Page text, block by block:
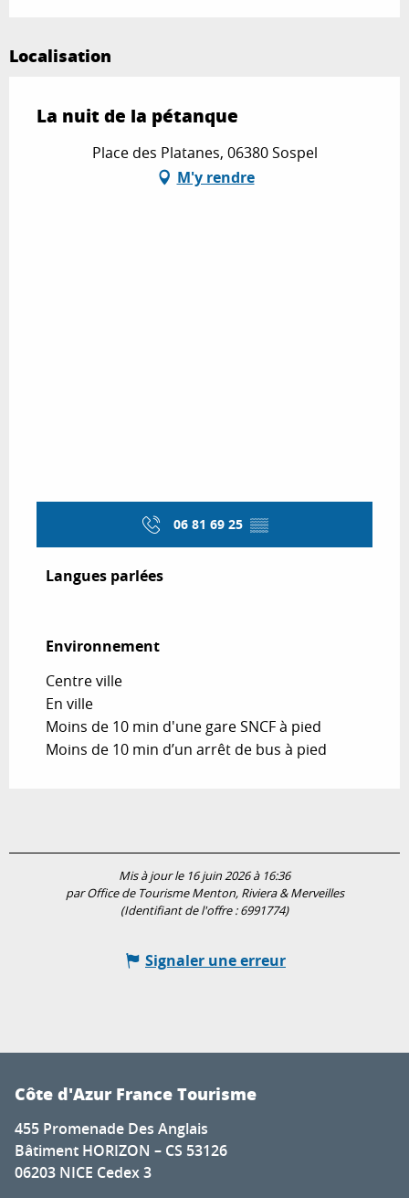
Localisation
La nuit de la pétanque
Place des Platanes, 06380 Sospel
M'y rendre
06 81 69 25 ▒▒
Langues parlées
Langues parlées
Environnement
Environnement
Centre ville
En ville
Moins de 10 min d'une gare SNCF à pied
Moins de 10 min d’un arrêt de bus à pied
Mis à jour le 16 juin 2026 à 16:36
par Office de Tourisme Menton, Riviera & Merveilles
(Identifiant de l'offre :6991774)
Signaler une erreur
Côte d'Azur France Tourisme
455 Promenade Des Anglais
Bâtiment HORIZON – CS 53126
06203 NICE Cedex 3